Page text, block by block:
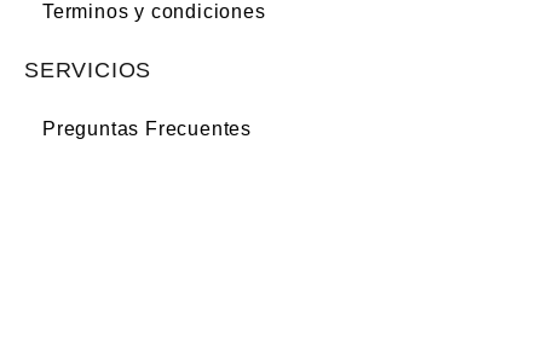
Terminos y condiciones
SERVICIOS
Preguntas Frecuentes